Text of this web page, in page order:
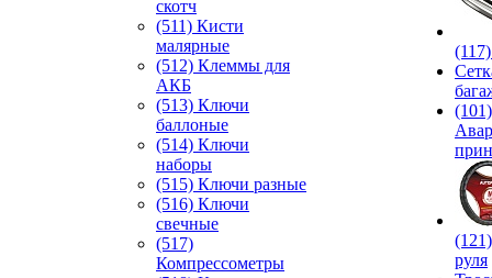
скотч
(511) Кисти
малярные
(512) Клеммы для
АКБ
(513) Ключи
баллоные
(514) Ключи
наборы
(515) Ключи разные
(516) Ключи
свечные
(517)
Компрессометры
(101)
руля